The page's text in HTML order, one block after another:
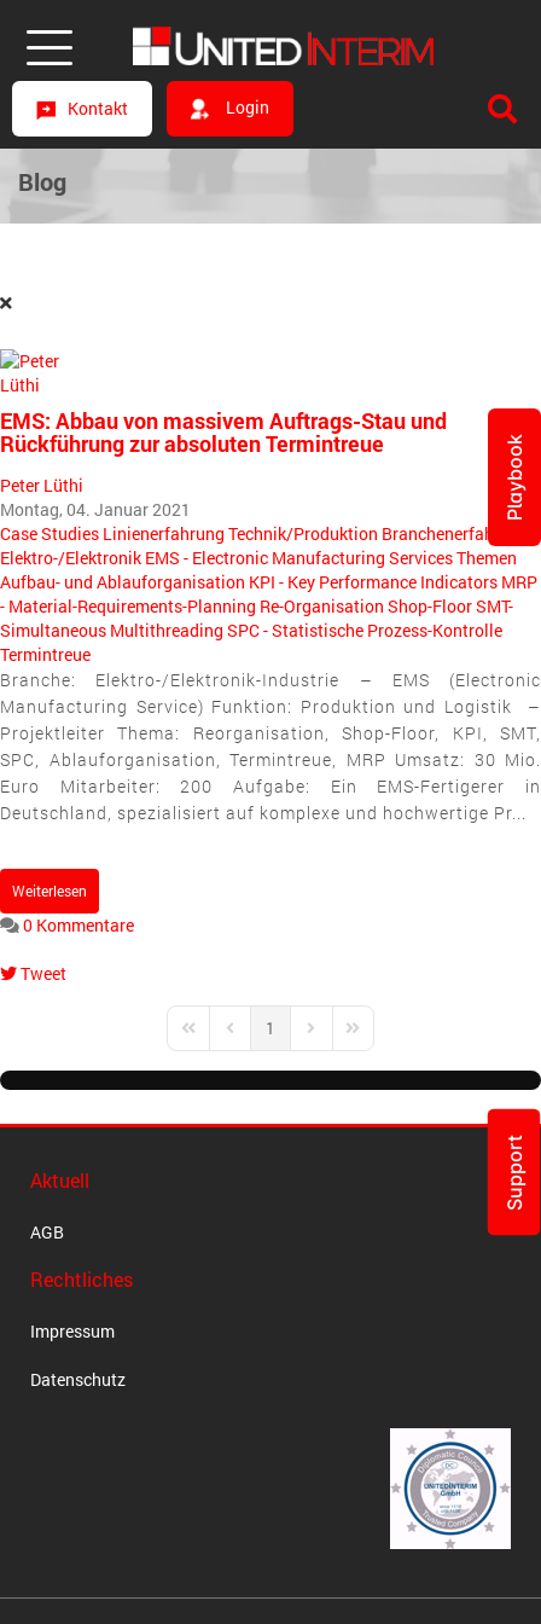
Kontakt Login
Blog
EMS: Abbau von massivem Auftrags-Stau und
Rückführung zur absoluten Termintreue
Peter Lüthi
Montag, 04. Januar 2021
Case Studies Linienerfahrung Technik/Produktion Branchenerfahrung
Elektro-/Elektronik EMS - Electronic Manufacturing ServicesThemen
Aufbau- und Ablauforganisation KPI - Key Performance Indicators MRP
- Material-Requirements-Planning Re-Organisation Shop-FloorSMT-
Simultaneous Multithreading SPC - Statistische Prozess-Kontrolle
Termintreue
Branche: Elektro-/Elektronik-Industrie – EMS (Electronic
Manufacturing Service) Funktion: Produktion und Logistik –
Projektleiter Thema: Reorganisation, Shop-Floor, KPI, SMT,
SPC, Ablauforganisation, Termintreue, MRP Umsatz: 30 Mio.
Euro Mitarbeiter: 200 Aufgabe: Ein EMS-Fertigerer in
Deutschland, spezialisiert auf komplexe und hochwertige Pr...
Weiterlesen
0 Kommentare
Tweet
First PagePrevious Page
1 Next PageLast Page
Aktuell
AGB
Rechtliches
Impressum
Datenschutz
Playbook
Support